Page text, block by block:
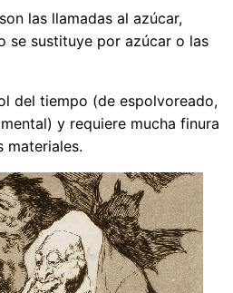
las llamadas al azúcar,
se sustituye por azúcar o las
del tiempo (de espolvoreado,
y requiere mucha finura
materiales.